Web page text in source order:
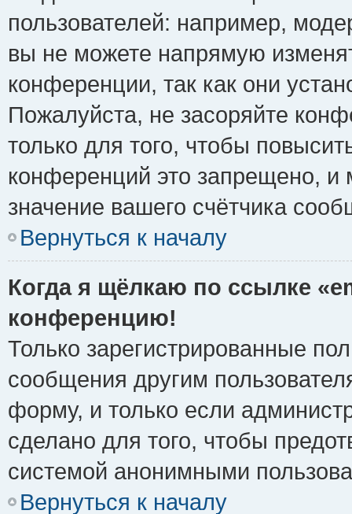
пользователей: например,
вы не можете напрямую
конференции, так как они
Пожалуйста, не засоряйте
только для того, чтобы
конференций это запрещено, и
значение вашего счётчика
Вернуться к началу
Когда я щёлкаю по ссылке
конференцию!
Только зарегистрированные
сообщения другим
форму, и только если
сделано для того, чтобы
системой анонимными
Вернуться к началу